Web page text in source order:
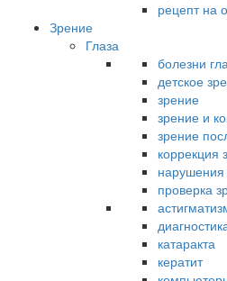
рецепт на
Зрение
Глаза
болезни
детское
зрение
зрение и
зрение
коррекция
нарушения
проверка
катаракта
кератит